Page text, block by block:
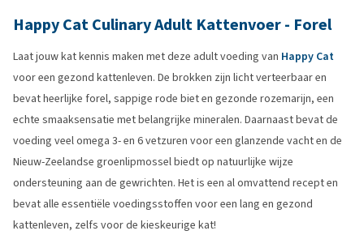
Happy Cat Culinary Adult Kattenvoer - Forel
Laat jouw kat kennis maken met deze adult voeding van Happy Cat
voor een gezond kattenleven. De brokken zijn licht verteerbaar en
bevat heerlijke forel, sappige rode biet en gezonde rozemarijn, een
echte smaaksensatie met belangrijke mineralen. Daarnaast bevat de
voeding veel omega 3- en 6 vetzuren voor een glanzende vacht en de
Nieuw-Zeelandse groenlipmossel biedt op natuurlijke wijze
ondersteuning aan de gewrichten. Het is een al omvattend recept en
bevat alle essentiële voedingsstoffen voor een lang en gezond
kattenleven, zelfs voor de kieskeurige kat!